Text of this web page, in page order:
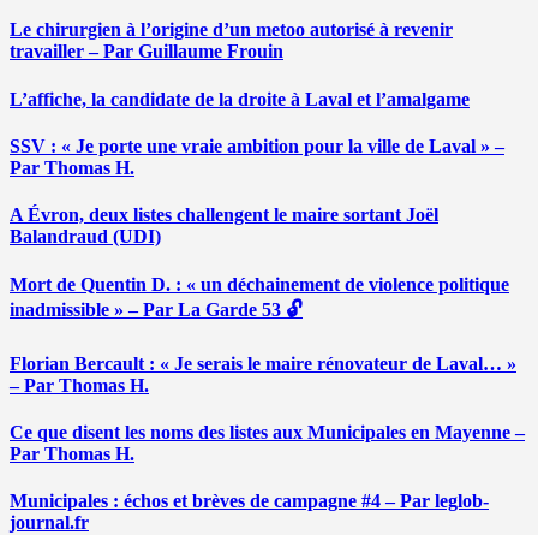
Le chirurgien à l’origine d’un metoo autorisé à revenir
travailler – Par Guillaume Frouin
L’affiche, la candidate de la droite à Laval et l’amalgame
SSV : « Je porte une vraie ambition pour la ville de Laval » –
Par Thomas H.
A Évron, deux listes challengent le maire sortant Joël
Balandraud (UDI)
Mort de Quentin D. : « un déchainement de violence politique
inadmissible » – Par La Garde 53 🔓
Florian Bercault : « Je serais le maire rénovateur de Laval… »
– Par Thomas H.
Ce que disent les noms des listes aux Municipales en Mayenne –
Par Thomas H.
Municipales : échos et brèves de campagne #4 – Par leglob-
journal.fr